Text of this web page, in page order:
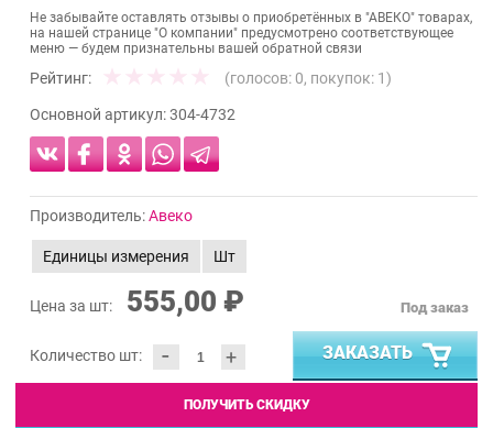
Не забывайте оставлять отзывы о приобретённых в "АВЕКО" товарах,
на нашей странице "О компании" предусмотрено соответствующее
меню — будем признательны вашей обратной связи
Рейтинг: (голосов: 0, покупок: 1)
Основной артикул:304-4732
Производитель:Авеко
Единицы измерения Шт
Цена за шт: 555,00 ₽
Количество шт: - +
Под заказ
ЗАКАЗАТЬ
ПОЛУЧИТЬ СКИДКУ